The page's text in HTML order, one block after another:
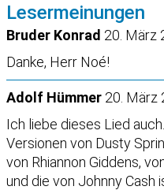
Lesermeinungen
Bruder Konrad 20. März
Danke, Herr Noé!
Adolf Hümmer 20. März
Ich liebe dieses Lied
Versionen von Dusty
von Rhiannon Giddens,
und die von Johnny Cash